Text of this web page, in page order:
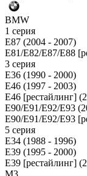
BMW
1 серия
E87 (2004 - 2007)
E81/E82/E87/E88
3 серия
E36 (1990 - 2000)
E46 (1997 - 2003)
E46 [рестайлинг]
E90/E91/E92/E93
E90/E91/E92/E93
5 серия
E34 (1988 - 1996)
E39 (1995 - 2000)
E39 [рестайлинг]
M3